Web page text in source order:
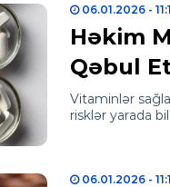
06.01.2026 -
Həkim
Qəbul
Vitaminlər
risklər yarada
06.01.2026 -